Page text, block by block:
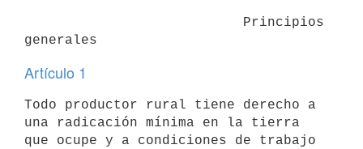
generales
Artículo 1
Todo productor rural tiene derecho a
una radicación mínima en la tierra
que ocupe y a condiciones de trabajo